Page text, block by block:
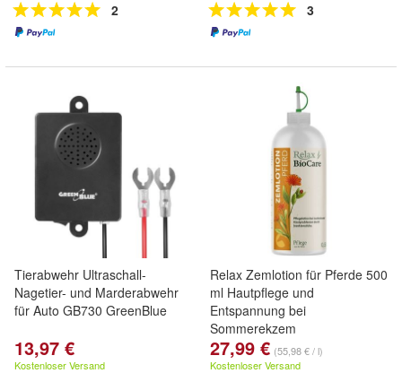
2 3
Tierabwehr Ultraschall-
Nagetier- und Marderabwehr
für Auto GB730 GreenBlue
13,97 €
Kostenloser Versand
Relax Zemlotion für Pferde 500
ml Hautpflege und
Entspannung bei
Sommerekzem
27,99 € (55,98 € / l)
Kostenloser Versand